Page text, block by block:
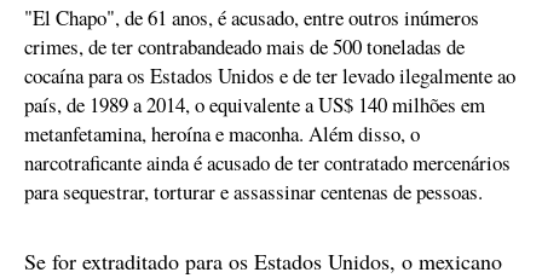
"El Chapo", de 61 anos, é acusado, entre outros inúmeros
crimes, de ter contrabandeado mais de 500 toneladas de
cocaína para os Estados Unidos e de ter levado ilegalmente ao
país, de 1989 a 2014, o equivalente a US$ 140 milhões em
metanfetamina, heroína e maconha. Além disso, o
narcotraficante ainda é acusado de ter contratado mercenários
para sequestrar, torturar e assassinar centenas de pessoas.
Se for extraditado para os Estados Unidos, o mexicano